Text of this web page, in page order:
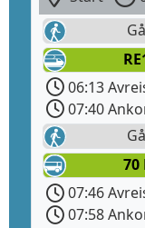
06:13
07:40
07:46
07:58